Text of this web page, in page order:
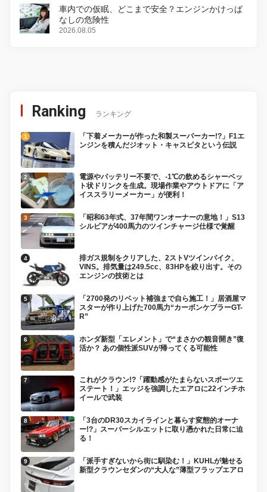
車内での仮眠、どこまで安全？エンジンかけっぱ
なしの危険性
2026.08.05
Ranking ランキング
「下着メーカーが作った和製スーパーカー!?」F1エ
ンジンを積んだジオット・キャスピタという伝説
電源やバッテリー不要で、-1℃の飲めるシャーベッ
ト状ドリンクを生成。現場作業やアウトドアに「ア
イススラリーメーカー」が便利！
「昭和63年式、37年間ワンオーナーの意地！」S13
シルビアが400馬力のツインチャージ仕様で覚醒
排ガス規制をクリアした、2ストVツインバイク、
VINS。排気量は249.5cc、83HPを絞り出す。その
エンジンの技術とは
「2700発のリベット補強まで自ら施工！」居酒屋マ
スターが作り上げた700馬力“カーボンケブラーGT-
R”
ホンダ新型「エレメント」で“まさかの観音開き”復
活か？ あの個性派SUVが帰ってくる可能性
これがクラウン!?「躍動感がたまらないスポーツエ
ステート！」エッジを強調したエアロに22インチホ
イールで武装
「3台のDR30スカイラインと暮らす変態的オーナ
ー!?」スーパーシルエットに取り憑かれた日常に迫
る！
「派手すぎないから街に馴染む！」KUHLが魅せる
新型クラウンセダンの“大人な”薄型フラップエアロ